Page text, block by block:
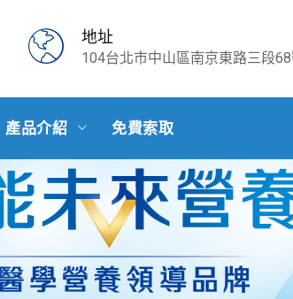
地址
104台北市中山區南京東路三段
產品介紹 免費索取